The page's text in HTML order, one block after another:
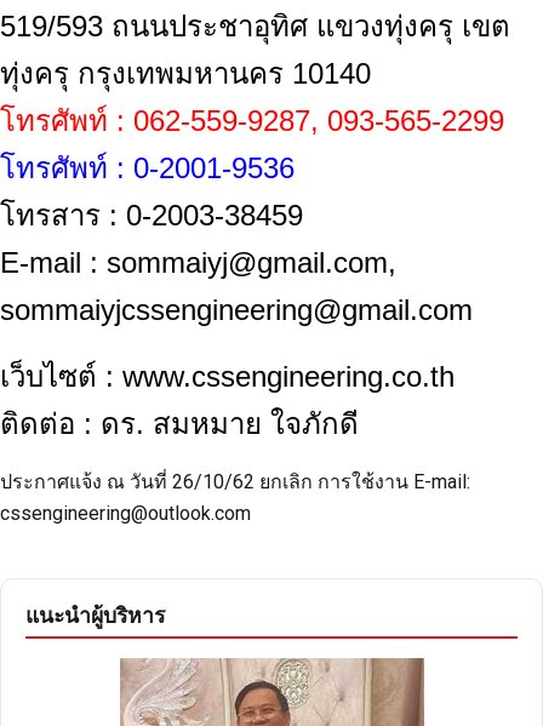
519/593 ถนนประชาอุทิศ แขวงทุ่งครุ เขต
ทุ่งครุ กรุงเทพมหานคร 10140
โทรศัพท์ : 062-559-9287, 093-565-2299
โทรศัพท์ : 0-2001-9536
โทรสาร : 0-2003-38459
E-mail : sommaiyj@gmail.com,
sommaiyjcssengineering@gmail.com
เว็บไซต์ : www.cssengineering.co.th
ติดต่อ : ดร. สมหมาย ใจภักดี
ประกาศแจ้ง ณ วันที่ 26/10/62 ยกเลิก การใช้งาน E-mail:
cssengineering@outlook.com
แนะนำผู้บริหาร